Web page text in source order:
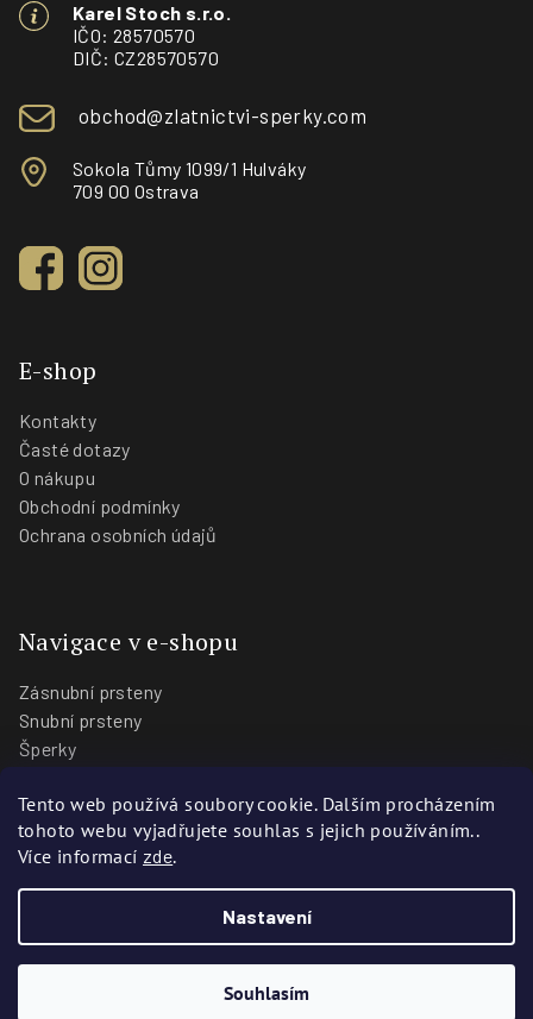
Tento web používá soubory cookie. Dalším procházením
tohoto webu vyjadřujete souhlas s jejich používáním..
Více informací zde.
Nastavení
Souhlasím
Karel Stoch s.r.o.
IČO: 28570570
DIČ: CZ28570570
obchod@zlatnictvi-sperky.com
Sokola Tůmy 1099/1 Hulváky
709 00 Ostrava
E-shop
Kontakty
Časté dotazy
O nákupu
Obchodní podmínky
Ochrana osobních údajů
Navigace v e-shopu
Zásnubní prsteny
Snubní prsteny
Šperky
Blog
Prodejny
Zlatnictví Stoch. Všechna práva vyhrazena.
VytvořiliWebotvůrci.cz